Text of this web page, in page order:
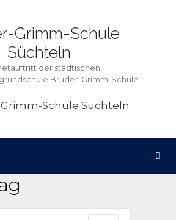
Grimm-Schule
Süchteln
der städtischen
Brüder-Grimm-Schule